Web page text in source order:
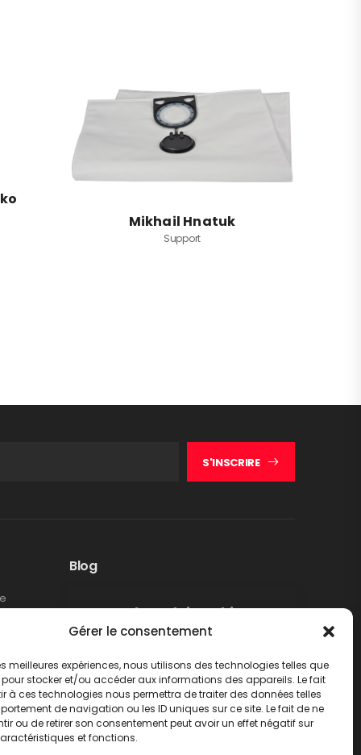
Gérer le consentement
meilleures expériences, nous utilisons des technologies telles que
stocker et/ou accéder aux informations des appareils. Le fait
à ces technologies nous permettra de traiter des données telles
de navigation ou les ID uniques sur ce site. Le fait de ne
ou de retirer son consentement peut avoir un effet négatif sur
et fonctions.
Mikhail Hnatuk
Support
S'INSCRIRE
Blog
Rappel produit Makita –
Pompe à graisse DGP180
LIRE PLUS